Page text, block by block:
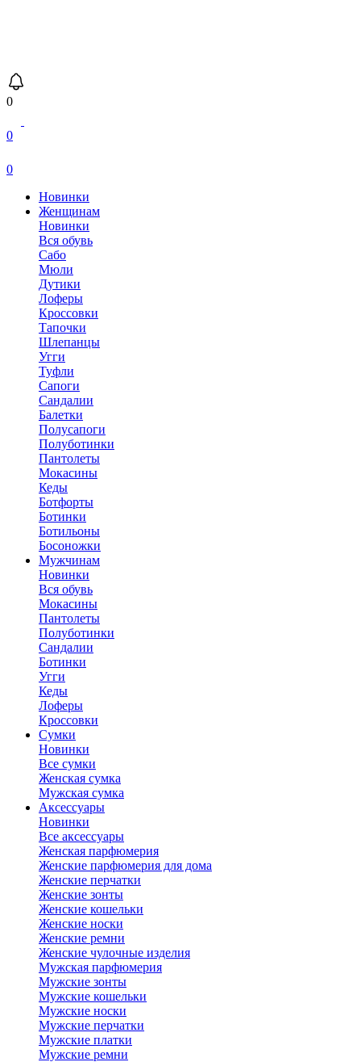
0
0
0
Новинки
Женщинам
Новинки
Вся обувь
Сабо
Мюли
Дутики
Лоферы
Кроссовки
Тапочки
Шлепанцы
Угги
Туфли
Сапоги
Сандалии
Балетки
Полусапоги
Полуботинки
Пантолеты
Мокасины
Кеды
Ботфорты
Ботинки
Ботильоны
Босоножки
Мужчинам
Новинки
Вся обувь
Мокасины
Пантолеты
Полуботинки
Сандалии
Ботинки
Угги
Кеды
Лоферы
Кроссовки
Сумки
Новинки
Все сумки
Женская сумка
Мужская сумка
Аксессуары
Новинки
Все аксессуары
Женская парфюмерия
Женские парфюмерия для дома
Женские перчатки
Женские зонты
Женские кошельки
Женские носки
Женские ремни
Женские чулочные изделия
Мужская парфюмерия
Мужские зонты
Мужские кошельки
Мужские носки
Мужские перчатки
Мужские платки
Мужские ремни